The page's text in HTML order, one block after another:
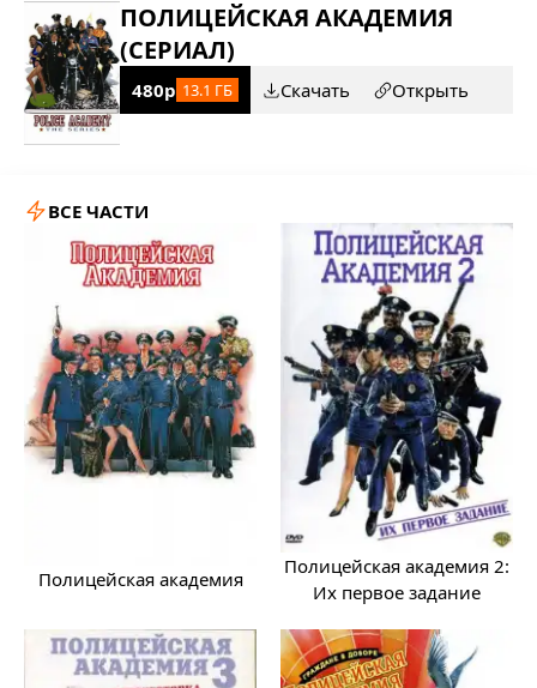
ПОЛИЦЕЙСКАЯ АКАДЕМИЯ
(СЕРИАЛ)
480p 13.1 ГБ Скачать Открыть
ВСЕ ЧАСТИ
Полицейская академия
Полицейская академия 2:
Их первое задание